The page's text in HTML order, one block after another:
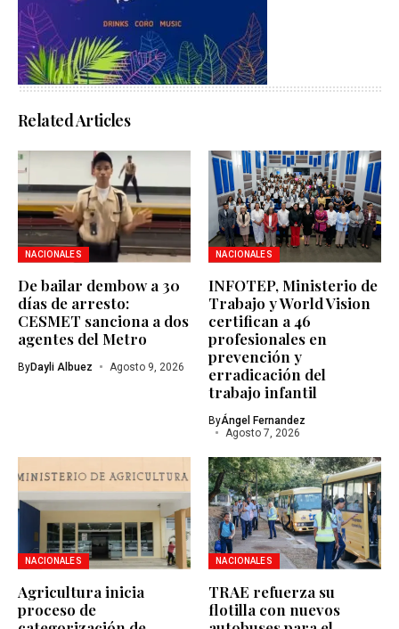
Related Articles
NACIONALES
De bailar dembow a 30
días de arresto:
CESMET sanciona a dos
agentes del Metro
ByDayli Albuez Agosto 9, 2026
NACIONALES
INFOTEP, Ministerio de
Trabajo y World Vision
certifican a 46
profesionales en
prevención y
erradicación del
trabajo infantil
ByÁngel Fernandez
Agosto 7, 2026
NACIONALES
Agricultura inicia
proceso de
NACIONALES
TRAE refuerza su
flotilla con nuevos